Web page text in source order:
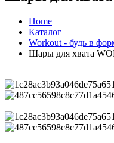
Home
Каталог
Workout - будь в
Шары для хвата